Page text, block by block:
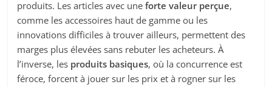
produits. Les articles avec uneforte valeur perçue,
comme les accessoires haut de gamme ou les
innovations difficiles à trouver ailleurs, permettent des
marges plus élevées sans rebuter les acheteurs. À
l’inverse, les produits basiques, où la concurrence est
féroce, forcent à jouer sur les prix et à rogner sur les